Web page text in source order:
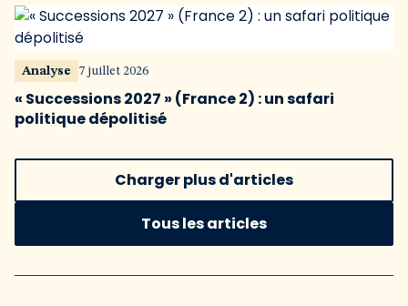
Analyse 7 juillet 2026
« Successions 2027 » (France 2) : un safari
politique dépolitisé
Charger plus d'articles
Tous les articles